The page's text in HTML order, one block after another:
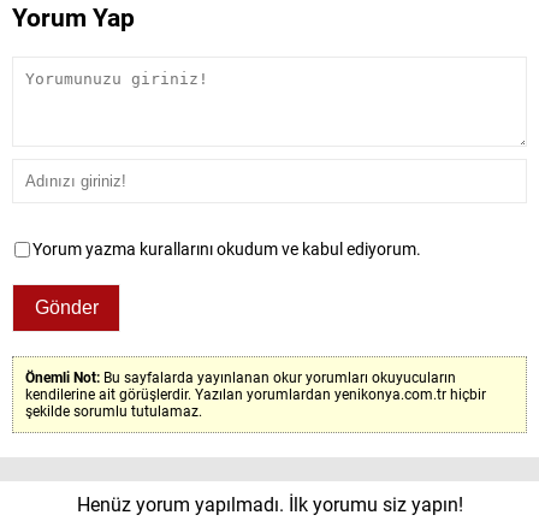
Yorum Yap
Yorum yazma kurallarını okudum ve kabul ediyorum.
Önemli Not: Bu sayfalarda yayınlanan okur yorumları okuyucuların
kendilerine ait görüşlerdir. Yazılan yorumlardan yenikonya.com.tr hiçbir
şekilde sorumlu tutulamaz.
Henüz yorum yapılmadı. İlk yorumu siz yapın!